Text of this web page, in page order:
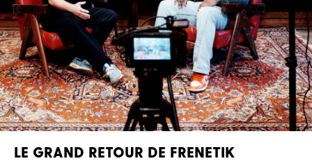
LE GRAND RETOUR DE FRENETIK